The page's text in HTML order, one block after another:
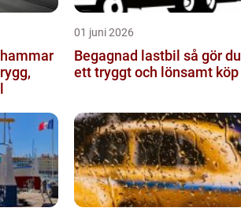
01 juni 2026
Begagnad lastbil så gör du
ett tryggt och lönsamt köp